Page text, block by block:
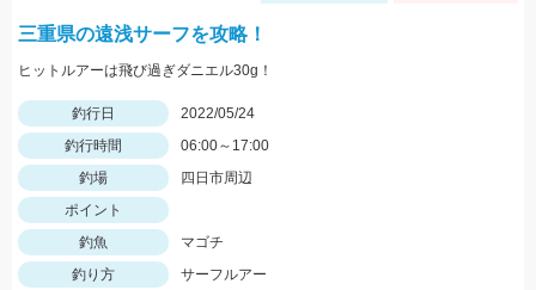
三重県の遠浅サーフを攻略！
ヒットルアーは飛び過ぎダニエル30g！
釣行日
2022/05/24
釣行時間
06:00～17:00
釣場
四日市周辺
ポイント
釣魚
マゴチ
釣り方
サーフルアー